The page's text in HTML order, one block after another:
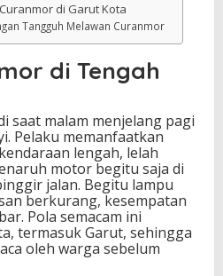
di Garut Kota
Tangguh Melawan Curanmor
di Tengah
saat malam menjelang pagi
Pelaku memanfaatkan
lengah, lelah
motor begitu saja di
jalan. Begitu lampu
berkurang, kesempatan
Pola semacam ini
termasuk Garut, sehingga
oleh warga sebelum